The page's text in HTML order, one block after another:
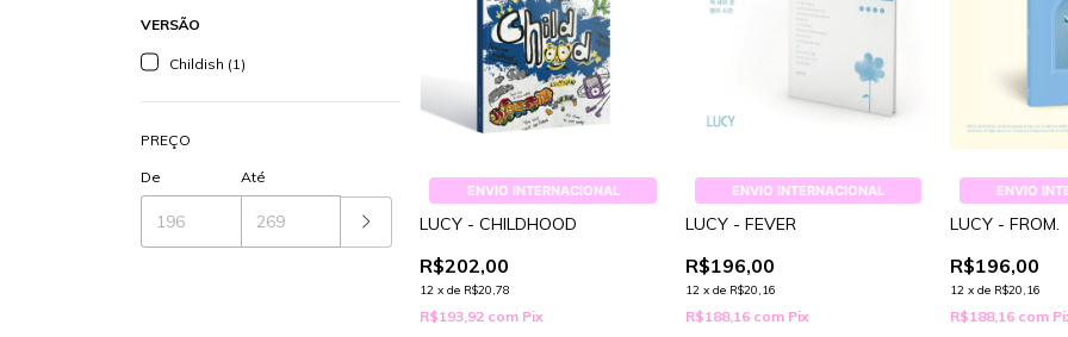
VERSÃO
Childish (1)
PREÇO
De Até
ENVIO INTERNACIONAL
LUCY - CHILDHOOD
R$202,00
12 xde R$20,78
R$193,92 com Pix
ENVIO INTERNACIONAL
LUCY - FEVER
R$196,00
12 x de R$20,16
R$188,16 com Pix
ENVIO
LUCY - FROM.
R$196,00
12 xde R$20,16
R$188,16 com